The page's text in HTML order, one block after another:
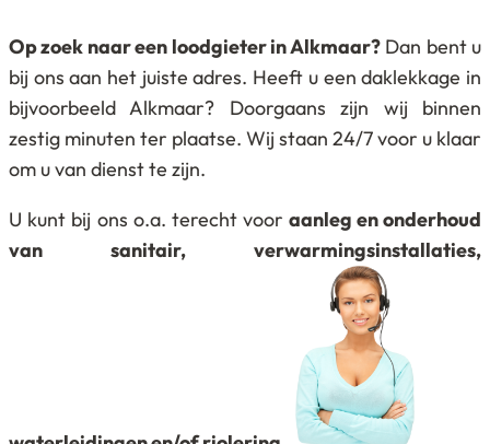
Op zoek naar een loodgieter in Alkmaar?Dan bent u
bij ons aan het juiste adres. Heeft u een daklekkage in
bijvoorbeeld Alkmaar? Doorgaans zijn wij binnen
zestig minuten ter plaatse. Wij staan 24/7 voor u klaar
om u van dienst te zijn.
U kunt bij ons o.a. terecht voor aanleg en onderhoud
van sanitair, verwarmingsinstallaties,